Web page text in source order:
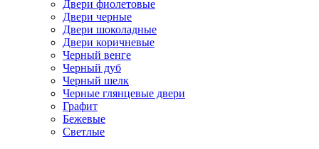
Двери фиолетовые
Двери черные
Двери шоколадные
Двери коричневые
Черный венге
Черный дуб
Черный шелк
Черные глянцевые двери
Графит
Бежевые
Светлые